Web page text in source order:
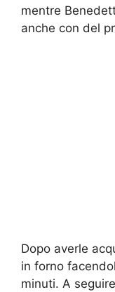
mentre
anche con del
Dopo averle
in forno
minuti. A